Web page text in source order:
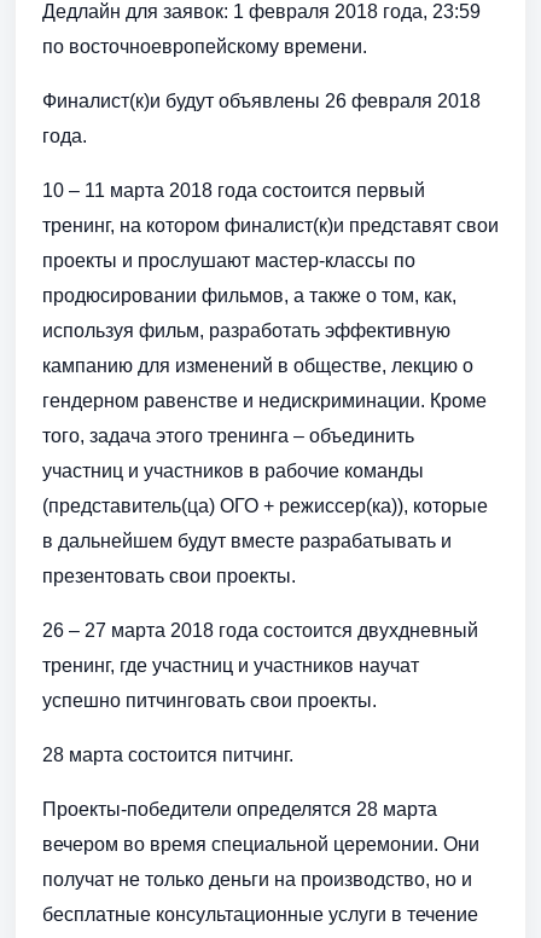
Дедлайн для заявок: 1 февраля 2018 года, 23:59
по восточноевропейскому времени.
Финалист(к)и будут объявлены 26 февраля 2018
года.
10 – 11 марта 2018 года состоится первый
тренинг, на котором финалист(к)и представят свои
проекты и прослушают мастер-классы по
продюсировании фильмов, а также о том, как,
используя фильм, разработать эффективную
кампанию для изменений в обществе, лекцию о
гендерном равенстве и недискриминации. Кроме
того, задача этого тренинга – объединить
участниц и участников в рабочие команды
(представитель(ца) ОГО + режиссер(ка)), которые
в дальнейшем будут вместе разрабатывать и
презентовать свои проекты.
26 – 27 марта 2018 года состоится двухдневный
тренинг, где участниц и участников научат
успешно питчинговать свои проекты.
28 марта состоится питчинг.
Проекты-победители определятся 28 марта
вечером во время специальной церемонии. Они
получат не только деньги на производство, но и
бесплатные консультационные услуги в течение